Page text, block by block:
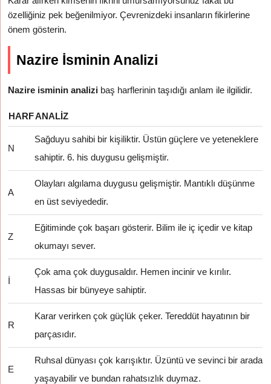
özelliğiniz pek beğenilmiyor. Çevrenizdeki insanların fikirlerine
önem gösterin.
Nazire İsminin Analizi
Nazire isminin analizi baş harflerinin taşıdığı anlam ile ilgilidir.
HARFANALIZ
N
Sağduyu sahibi bir kişiliktir. Üstün güçlere ve yeteneklere
sahiptir. 6. his duygusu gelişmiştir.
A
Olayları algılama duygusu gelişmiştir. Mantıklı düşünme
en üst seviyededir.
Z
Eğitiminde çok başarı gösterir. Bilim ile iç içedir ve kitap
okumayı sever.
İ
Çok ama çok duygusaldır. Hemen incinir ve kırılır.
Hassas bir bünyeye sahiptir.
R
Karar verirken çok güçlük çeker. Tereddüt hayatının bir
parçasıdır.
E
Ruhsal dünyası çok karışıktır. Üzüntü ve sevinci bir arada
yaşayabilir ve bundan rahatsızlık duymaz.